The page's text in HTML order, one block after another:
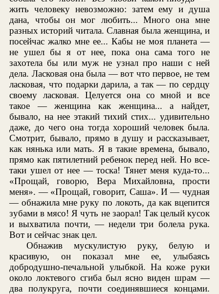
жить человеку невозможно: затем ему и душа
дана, чтобы он мог любить... Много она мне
разных историй читала. Славная была женщина, и
посейчас жалко мне ее... Кабы не моя планета —
не ушел бы я от нее, пока она сама того не
захотела бы или муж не узнал про наши с ней
дела. Ласковая она была — вот что первое, не тем
ласковая, что подарки дарила, а так — по сердцу
своему ласковая. Целуется она со мной и все
такое — женщина как женщина... а найдет,
бывало, на нее этакий тихий стих... удивительно
даже, до чего она тогда хороший человек была.
Смотрит, бывало, прямо в душу и рассказывает,
как нянька или мать. Я в такие времена, бывало,
прямо как пятилетний ребенок перед ней. Но все-
таки ушел от нее — тоска! Тянет меня куда-то...
«Прощай, говорю, Вера Михайловна, прости
меня». — «Прощай, говорит, Саша». И — чудная
— обнажила мне руку по локоть, да как вцепится
зубами в мясо! Я чуть не заорал! Так целый кусок
и выхватила почти, — недели три болела рука.
Вот и сейчас знак цел.
Обнажив мускулистую руку, белую и
красивую, он показал мне ее, улыбаясь
добродушно-печальной улыбкой. На коже руки
около локтевого сгиба был ясно виден шрам —
два полукруга, почти соединявшиеся концами.